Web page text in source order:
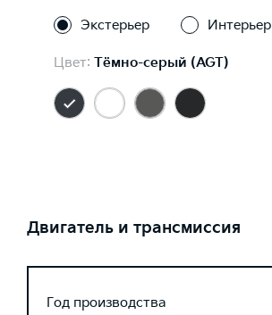
Экстерьер Интерьер
Цвет: Тёмно-серый (AGT)
Двигатель и трансмиссия
Год производства